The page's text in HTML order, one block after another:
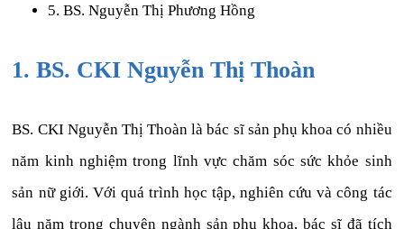
5. BS. Nguyễn Thị Phương Hồng
1. BS. CKI Nguyễn Thị Thoàn
BS. CKI Nguyễn Thị Thoàn là bác sĩ sản phụ khoa có nhiều
năm kinh nghiệm trong lĩnh vực chăm sóc sức khỏe sinh
sản nữ giới. Với quá trình học tập, nghiên cứu và công tác
lâu năm trong chuyên ngành sản phụ khoa, bác sĩ đã tích